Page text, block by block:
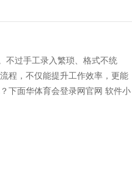
过手工录入繁琐、格式不统
仅能提升工作效率，更能
？下面华体育会登录网官网 软件小